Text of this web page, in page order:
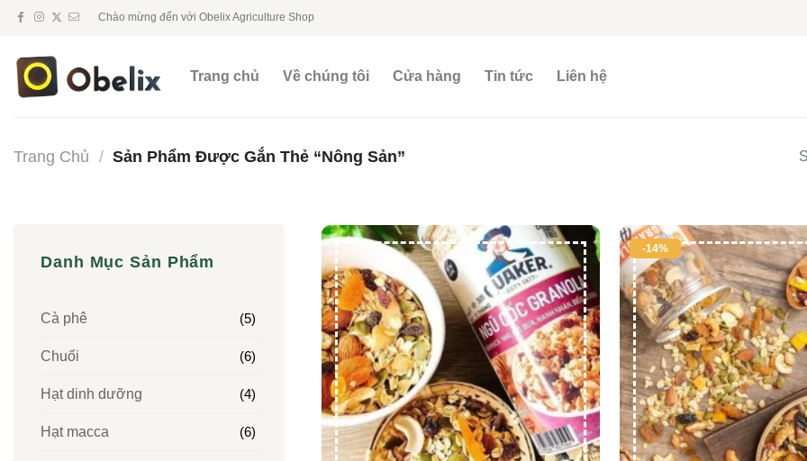
Chuyển
nội
dung
Chào mừng đến với Obelix Agriculture Shop
Trang chủ Về chúng tôi Cửa hàng Tin tức Liên hệ
Trang Chủ / Sản Phẩm Được Gắn Thẻ “Nông Sản”
Danh Mục Sản Phẩm
Cà phê (5)
Chuối (6)
Hạt dinh dưỡng (4)
Hạt macca (6)
-14%